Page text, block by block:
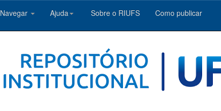
Navegar Ajuda Sobre o RIUFS Como publicar